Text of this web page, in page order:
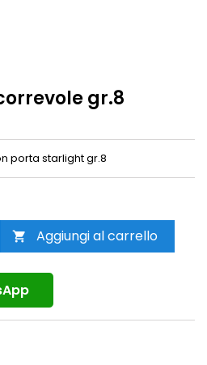
gr.8
porta starlight gr.8
 Aggiungi al carrello